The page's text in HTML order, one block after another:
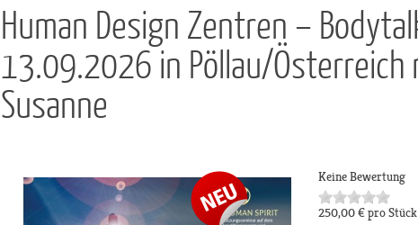
Human Design Zentren –
13.09.2026 in Pöllau/Österreich
Susanne
Keine Bewertung
250,00 € pro Stück